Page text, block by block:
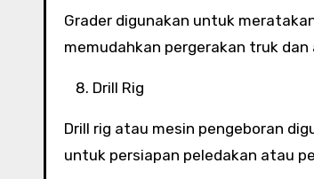
Grader digunakan untuk
memudahkan pergerakan truk
Drill Rig
Drill rig atau mesin pengeboran
untuk persiapan peledakan atau